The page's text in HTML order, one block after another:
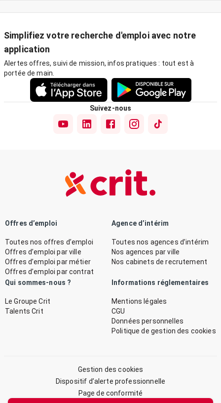
Simplifiez votre recherche d'emploi avec notre
application
Alertes offres, suivi de mission, infos pratiques : tout est à
portée de main.
Suivez-nous
Offres d’emploi
Toutes nos offres d’emploi
Offres d’emploi par ville
Offres d’emploi par métier
Offres d’emploi par contrat
Agence d’intérim
Toutes nos agences d’intérim
Nos agences par ville
Nos cabinets de recrutement
Qui sommes-nous ?
Le Groupe Crit
Talents Crit
Informations réglementaires
Mentions légales
CGU
Données personnelles
Politique de gestion des cookies
Gestion des cookies
Dispositif d’alerte professionnelle
Page de conformité